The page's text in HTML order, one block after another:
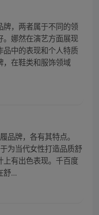
，两者属于不同的领
娜然在演艺方面展现
品中的表现和个人特质
，在鞋类和服饰领域
品牌，各有其特点。
为当代女性打造品质舒
有出色表现。千百度
舒...